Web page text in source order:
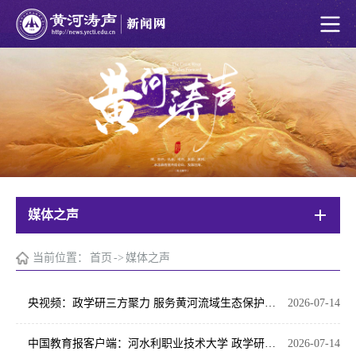
媒体之声
当前位置： 首页 -> 媒体之声
2026-07-14
央视频：政学研三方聚力 服务黄河流域生态保护和高质量发展
2026-07-14
中国教育报客户端：河水利职业技术大学 政学研协同助力黄河流域生态保护和高质量发展